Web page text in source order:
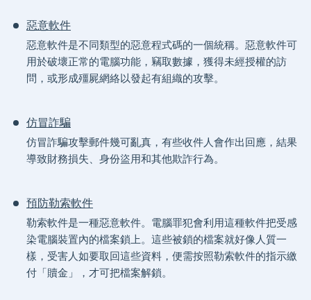
惡意軟件
惡意軟件是不同類型的惡意程式碼的一個統稱。惡意軟件可
用於破壞正常的電腦功能，竊取數據，獲得未經授權的訪
問，或形成殭屍網絡以發起有組織的攻擊。
仿冒詐騙
仿冒詐騙攻擊郵件幾可亂真，有些收件人會作出回應，結果
導致財務損失、身份盜用和其他欺詐行為。
預防勒索軟件
勒索軟件是一種惡意軟件。電腦罪犯會利用這種軟件把受感
染電腦裝置內的檔案鎖上。這些被鎖的檔案就好像人質一
樣，受害人如要取回這些資料，便需按照勒索軟件的指示繳
付「贖金」，才可把檔案解鎖。